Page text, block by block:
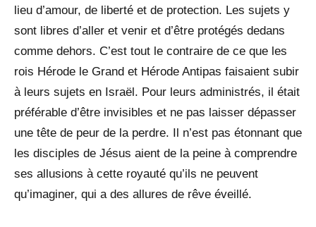
lieu d’amour, de liberté et de protection. Les sujets y
sont libres d’aller et venir et d’être protégés dedans
comme dehors. C’est tout le contraire de ce que les
rois Hérode le Grand et Hérode Antipas faisaient subir
à leurs sujets en Israël. Pour leurs administrés, il était
préférable d’être invisibles et ne pas laisser dépasser
une tête de peur de la perdre. Il n’est pas étonnant que
les disciples de Jésus aient de la peine à comprendre
ses allusions à cette royauté qu’ils ne peuvent
qu’imaginer, qui a des allures de rêve éveillé.